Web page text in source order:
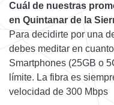
Cuál de nuestras
en Quintanar de la
Para decidirte por una
debes meditar en
Smartphones (25GB o
límite. La fibra es
velocidad de 300 Mbps